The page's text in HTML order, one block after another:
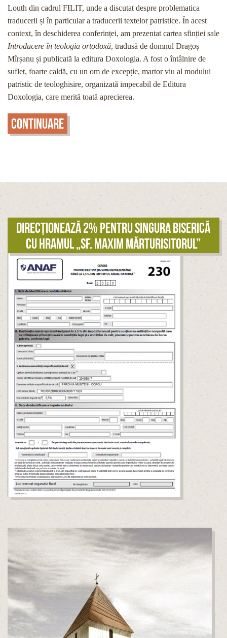
Louth din cadrul FILIT, unde a discutat despre problematica
traducerii și în particular a traducerii textelor patristice. În acest
context, în deschiderea conferinței, am prezentat cartea sfinției sale
Introducere în teologia ortodoxă, tradusă de domnul Dragoș
Mîrșanu și publicată la editura Doxologia. A fost o întâlnire de
suflet, foarte caldă, cu un om de excepție, martor viu al modului
patristic de teologhisire, organizată impecabil de Editura
Doxologia, care merită toată aprecierea.
Continuare
Direcționează 2% pentru singura biserică
cu hramul „Sf. Maxim Mărturisitorul”